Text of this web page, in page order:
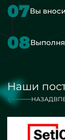
07Вы
08
Наши
НАЗАД